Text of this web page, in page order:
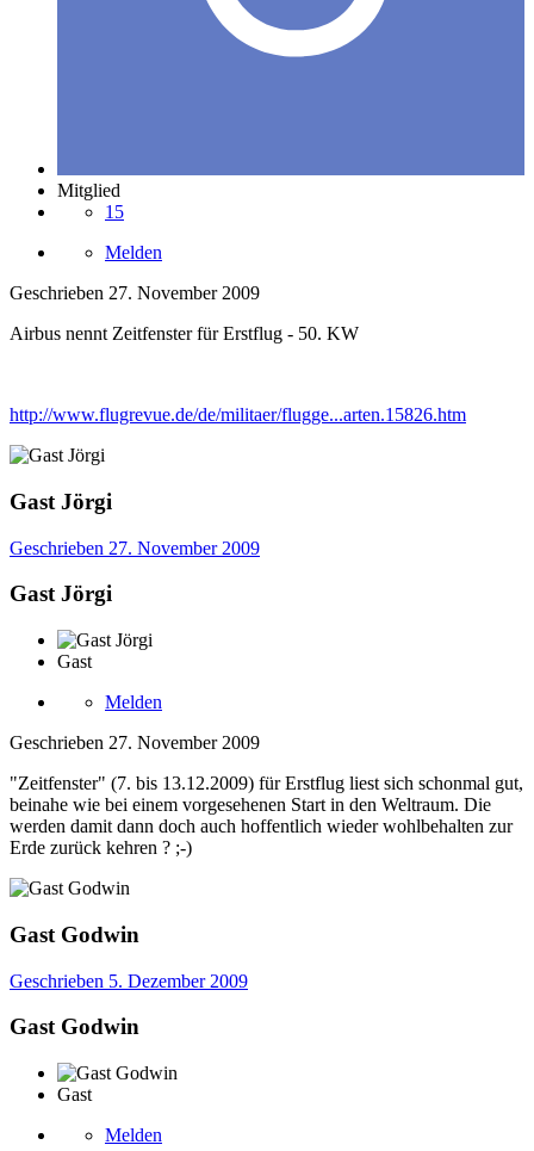
Mitglied
15
Melden
Geschrieben 27. November 2009
Airbus nennt Zeitfenster für Erstflug - 50. KW
http://www.flugrevue.de/de/militaer/flugge...arten.15826.htm
Gast Jörgi
Geschrieben 27. November 2009
Gast Jörgi
Gast
Melden
Geschrieben 27. November 2009
"Zeitfenster" (7. bis 13.12.2009) für Erstflug liest sich schonmal gut,
beinahe wie bei einem vorgesehenen Start in den Weltraum. Die
werden damit dann doch auch hoffentlich wieder wohlbehalten zur
Erde zurück kehren ? ;-)
Gast Godwin
Geschrieben 5. Dezember 2009
Gast Godwin
Gast
Melden